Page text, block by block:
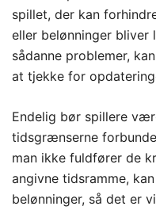
spillet, der kan
eller belønninger bliver
sådanne problemer,
at tjekke for
Endelig bør spillere
tidsgrænserne
man ikke fuldfører de
angivne tidsramme,
belønninger, så det er